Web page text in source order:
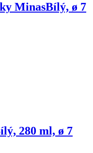
MinasBílý, ø 7
280 ml, ø 7